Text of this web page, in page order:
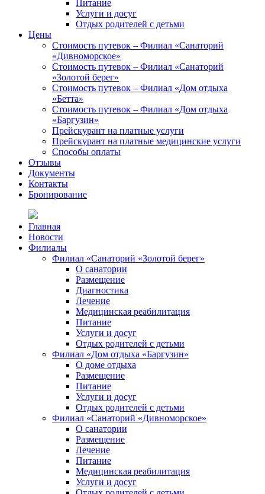
Питание
Услуги и досуг
Отдых родителей с детьми
Цены
Стоимость путевок – Филиал «Санаторий
«Дивноморское»
Стоимость путевок – Филиал «Санаторий
«Золотой берег»
Стоимость путевок – Филиал «Дом отдыха
«Бетта»
Стоимость путевок – Филиал «Дом отдыха
«Баргузин»
Прейскурант на платные услуги
Прейскурант на платные медицинские услуги
Способы оплаты
Отзывы
Документы
Контакты
Бронирование
Главная
Новости
Филиалы
Филиал «Санаторий «Золотой берег»
О санатории
Размещение
Диагностика
Лечение
Медицинская реабилитация
Питание
Услуги и досуг
Отдых родителей с детьми
Филиал «Дом отдыха «Баргузин»
О доме отдыха
Размещение
Питание
Услуги и досуг
Отдых родителей с детьми
Филиал «Санаторий «Дивноморское»
О санатории
Размещение
Лечение
Питание
Медицинская реабилитация
Услуги и досуг